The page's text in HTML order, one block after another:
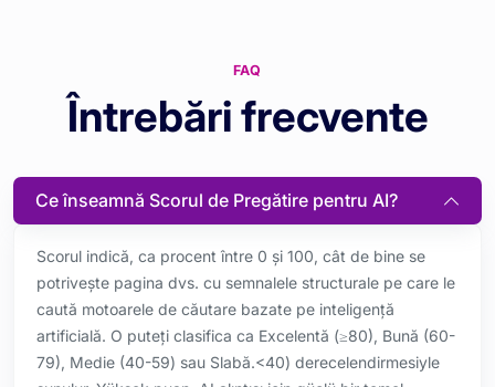
FAQ
Întrebări frecvente
Ce înseamnă Scorul de Pregătire pentru AI?
Scorul indică, ca procent între 0 și 100, cât de bine se
potrivește pagina dvs. cu semnalele structurale pe care le
caută motoarele de căutare bazate pe inteligență
artificială. O puteți clasifica ca Excelentă (≥80), Bună (60-
79), Medie (40-59) sau Slabă.<40) derecelendirmesiyle